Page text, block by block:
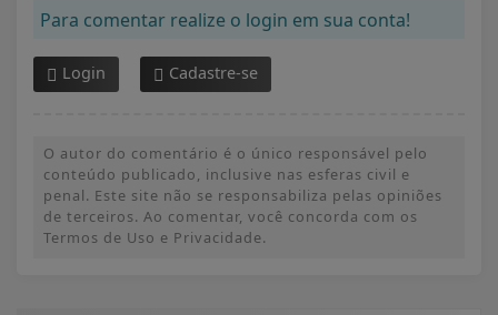
Para comentar realize o login em sua conta!
Login Cadastre-se
O autor do comentário é o único responsável pelo
conteúdo publicado, inclusive nas esferas civil e
penal. Este site não se responsabiliza pelas opiniões
de terceiros. Ao comentar, você concorda com os
Termos de Uso e Privacidade.